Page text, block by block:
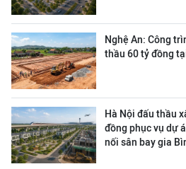
Nghệ An: Công
thầu 60 tỷ đồng
Hà Nội đấu thầu
đồng phục vụ dự
nối sân bay gia